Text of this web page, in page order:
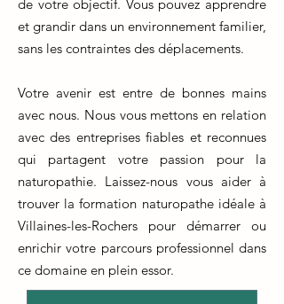
de votre objectif. Vous pouvez apprendre
et grandir dans un environnement familier,
sans les contraintes des déplacements.
Votre avenir est entre de bonnes mains
avec nous. Nous vous mettons en relation
avec des entreprises fiables et reconnues
qui partagent votre passion pour la
naturopathie. Laissez-nous vous aider à
trouver la formation naturopathe idéale à
Villaines-les-Rochers pour démarrer ou
enrichir votre parcours professionnel dans
ce domaine en plein essor.